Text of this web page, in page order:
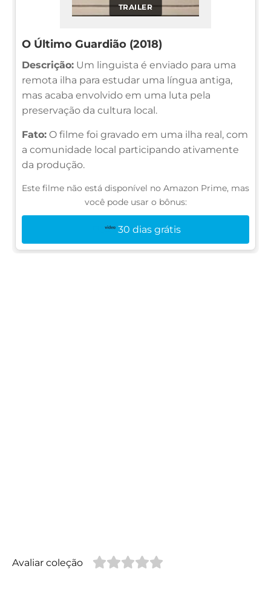
TRAILER
O Último Guardião (2018)
Descrição: Um linguista é enviado para uma
remota ilha para estudar uma língua antiga,
mas acaba envolvido em uma luta pela
preservação da cultura local.
Fato: O filme foi gravado em uma ilha real, com
a comunidade local participando ativamente
da produção.
Este filme não está disponível no Amazon Prime, mas
você pode usar o bônus:
30 dias grátis
Avaliar coleção